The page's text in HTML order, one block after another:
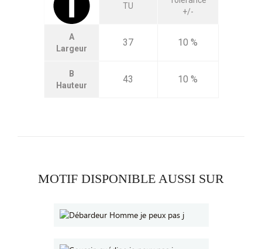
TU
+/-
A
Largeur
37 10 %
B
Hauteur
43 10 %
MOTIF DISPONIBLE AUSSI SUR